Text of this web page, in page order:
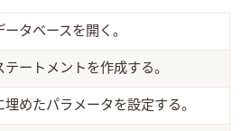
ータベースを開く。
テートメントを作成する。
に埋めたパラメータを設定する。